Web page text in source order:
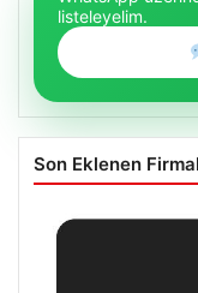
listeleyelim.
Son Eklenen